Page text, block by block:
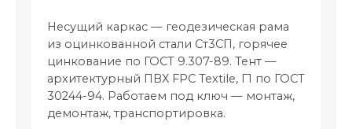
Несущий каркас — геодезическая рама
из оцинкованной стали Ст3СП, горячее
цинкование по ГОСТ 9.307-89. Тент —
архитектурный ПВХ FPC Textile, Г1 по ГОСТ
30244-94. Работаем под ключ — монтаж,
демонтаж, транспортировка.